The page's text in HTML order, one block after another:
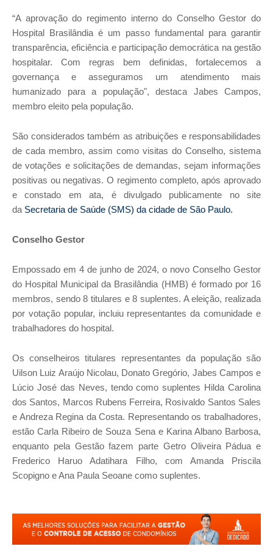
“A aprovação do regimento interno do Conselho Gestor do
Hospital Brasilândia é um passo fundamental para garantir
transparência, eficiência e participação democrática na gestão
hospitalar. Com regras bem definidas, fortalecemos a
governança e asseguramos um atendimento mais
humanizado para a população", destaca Jabes Campos,
membro eleito pela população.
São considerados também as atribuições e responsabilidades
de cada membro, assim como visitas do Conselho, sistema
de votações e solicitações de demandas, sejam informações
positivas ou negativas. O regimento completo, após aprovado
e constado em ata, é divulgado publicamente no site
da Secretaria de Saúde (SMS) da cidade de São Paulo.
Conselho Gestor
Empossado em 4 de junho de 2024, o novo Conselho Gestor
do Hospital Municipal da Brasilândia (HMB) é formado por 16
membros, sendo 8 titulares e 8 suplentes. A eleição, realizada
por votação popular, incluiu representantes da comunidade e
trabalhadores do hospital.
Os conselheiros titulares representantes da população são
Uilson Luiz Araújo Nicolau, Donato Gregório, Jabes Campos e
Lúcio José das Neves, tendo como suplentes Hilda Carolina
dos Santos, Marcos Rubens Ferreira, Rosivaldo Santos Sales
e Andreza Regina da Costa. Representando os trabalhadores,
estão Carla Ribeiro de Souza Sena e Karina Albano Barbosa,
enquanto pela Gestão fazem parte Getro Oliveira Pádua e
Frederico Haruo Adatihara Filho, com Amanda Priscila
Scopigno e Ana Paula Seoane como suplentes.